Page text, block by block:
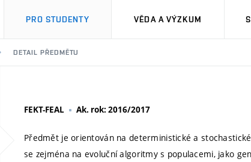
PRO STUDENTY VĚDA A VÝZKUM
DETAIL PŘEDMĚTU
FEKT-FEAL Ak. rok: 2016/2017
Předmět je orientován na deterministické a
se zejména na evoluční algoritmy s populacemi, jako